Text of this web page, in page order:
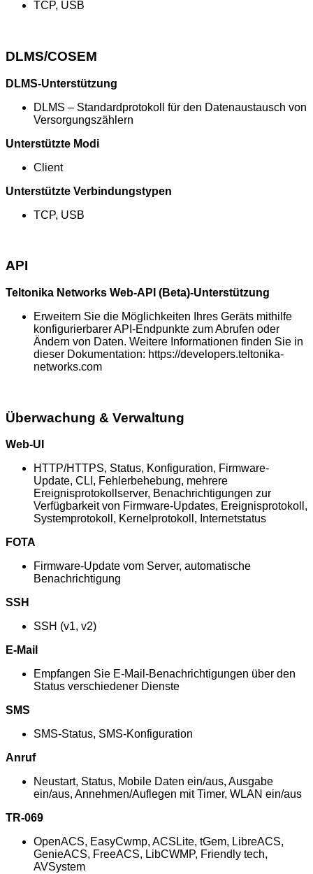
TCP, USB
DLMS/COSEM
DLMS-Unterstützung
DLMS – Standardprotokoll für den Datenaustausch von
Versorgungszählern
Unterstützte Modi
Client
Unterstützte Verbindungstypen
TCP, USB
API
Teltonika Networks Web-API (Beta)-Unterstützung
Erweitern Sie die Möglichkeiten Ihres Geräts mithilfe
konfigurierbarer API-Endpunkte zum Abrufen oder
Ändern von Daten. Weitere Informationen finden Sie in
dieser Dokumentation: https://developers.teltonika-
networks.com
Überwachung & Verwaltung
Web-UI
HTTP/HTTPS, Status, Konfiguration, Firmware-
Update, CLI, Fehlerbehebung, mehrere
Ereignisprotokollserver, Benachrichtigungen zur
Verfügbarkeit von Firmware-Updates, Ereignisprotokoll,
Systemprotokoll, Kernelprotokoll, Internetstatus
FOTA
Firmware-Update vom Server, automatische
Benachrichtigung
SSH
SSH (v1, v2)
E-Mail
Empfangen Sie E-Mail-Benachrichtigungen über den
Status verschiedener Dienste
SMS
SMS-Status, SMS-Konfiguration
Anruf
Neustart, Status, Mobile Daten ein/aus, Ausgabe
ein/aus, Annehmen/Auflegen mit Timer, WLAN ein/aus
TR-069
OpenACS, EasyCwmp, ACSLite, tGem, LibreACS,
GenieACS, FreeACS, LibCWMP, Friendly tech,
AVSystem